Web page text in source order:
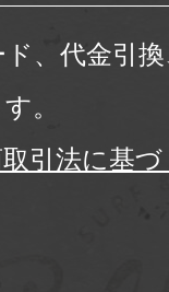
、代金引
。
引法に基